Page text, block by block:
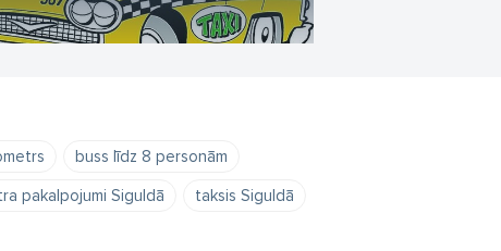
buss līdz 8 personām
pakalpojumi Siguldā
taksis Siguldā